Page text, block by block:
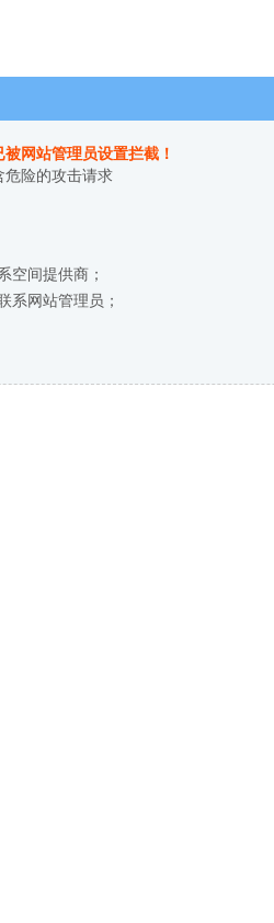
网站管理员设置拦截！
危险的攻击请求
空间提供商；
系网站管理员；